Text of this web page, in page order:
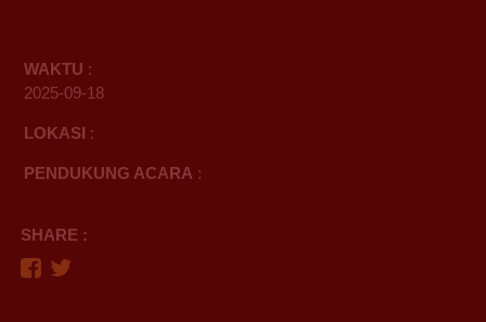
WAKTU :
2025-09-18
LOKASI :
PENDUKUNG ACARA :
SHARE :